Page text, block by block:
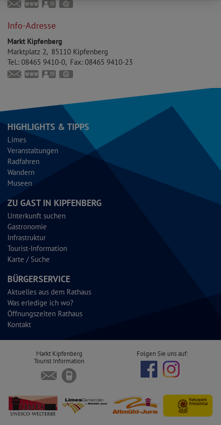
touristinfo@markt-kipfenberg.de
www.kipfenberg.de
vCard
Info-Adresse
Markt Kipfenberg
Marktplatz 2
85110 Kipfenberg
Tel.: 08465 9410-0 Fax: 08465 9410-23
www.kipfenberg.de
vCard
HIGHLIGHTS & TIPPS
Limes
Veranstaltungen
Radfahren
Wandern
Museen
ZU GAST IN KIPFENBERG
Unterkunft suchen
Gastronomie
Infrastruktur
Tourist-Information
Karte / Suche
BÜRGERSERVICE
Aktuelles aus dem Rathaus
Was erledige ich wo?
Öffnungszeiten Rathaus
Kontakt
Markt Kipfenberg
Tourist Information
Folgen Sie uns auf: